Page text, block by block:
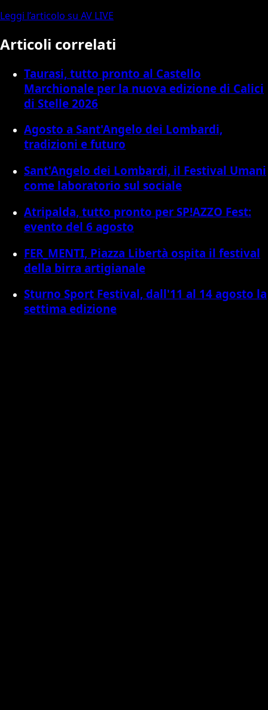
Leggi l’articolo su AV LIVE
Articoli correlati
Taurasi, tutto pronto al Castello
Marchionale per la nuova edizione di Calici
di Stelle 2026
Agosto a Sant'Angelo dei Lombardi,
tradizioni e futuro
Sant'Angelo dei Lombardi, il Festival Umani
come laboratorio sul sociale
Atripalda, tutto pronto per SP!AZZO Fest:
evento del 6 agosto
FER_MENTI, Piazza Libertà ospita il festival
della birra artigianale
Sturno Sport Festival, dall'11 al 14 agosto la
settima edizione